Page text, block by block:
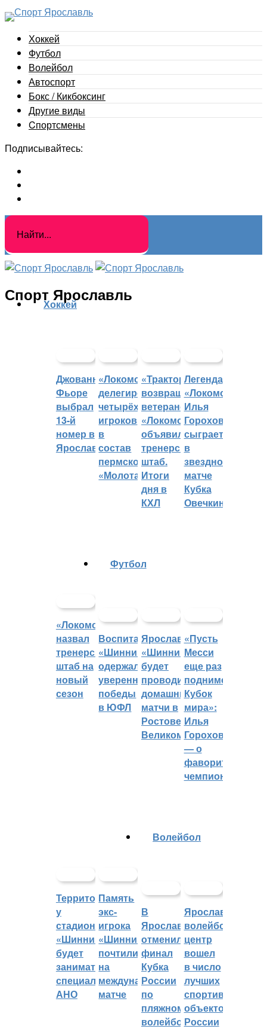
Хоккей
Футбол
Волейбол
Автоспорт
Бокс / Кикбоксинг
Другие виды
Cпортсмены
Подписывайтесь:
Спорт Ярославль
Хоккей
Джованни
Фьоре
выбрал
13-й
номер в
Ярославле
«Локомотив»
делегировал
четырёх
игроков
в
состав
пермского
«Молота»
«Трактор»
возвращает
ветеранов,
«Локомотив»
объявил
тренерский
штаб.
Итоги
дня в
КХЛ
Легенда
«Локомотива»
Илья
Горохов
сыграет
в
звездном
матче
Кубка
Овечкина
«Локомотив»
назвал
тренерский
штаб на
новый
сезон
Футбол
Воспитанники
«Шинника»
одержали
уверенные
победы
в ЮФЛ
Ярославский
«Шинник»
будет
проводить
домашние
матчи в
Ростове
Великом
«Пусть
Месси
еще раз
поднимет
Кубок
мира»:
Илья
Горохов
— о
фаворитах
чемпионата
Территорией
у
стадиона
«Шинник»
будет
заниматься
специальное
АНО
Память
экс-
игрока
«Шинника»
почтили
на
международном
матче
Волейбол
В
Ярославле
отменили
финал
Кубка
России
по
пляжному
волейболу
Ярославский
волейбольный
центр
вошел
в число
лучших
спортивных
объектов
России